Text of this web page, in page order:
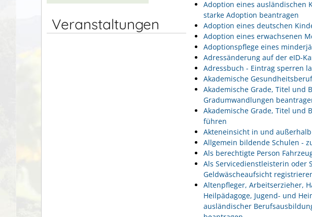
Veranstaltungen
Adoption eines ausländischen
starke Adoption beantragen
Adoption eines deutschen
Adoption eines erwachsenen
Adoptionspflege eines
Adressänderung auf der eID-
Adressbuch - Eintrag sperren
Akademische
Akademische Grade, Titel und
Gradumwandlungen
Akademische Grade, Titel und
führen
Akteneinsicht in und
Allgemein bildende Schulen -
Als berechtigte Person
Als Servicedienstleisterin oder
Geldwäscheaufsicht
Altenpfleger, Arbeitserzieher,
Heilpädagoge, Jugend- und
ausländischer